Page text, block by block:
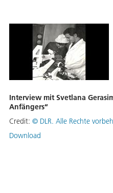
Interview mit Svetlana
Anfängers“
Credit: © DLR. Alle Rechte
Download